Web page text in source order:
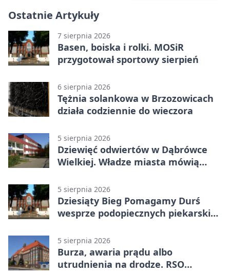
Ostatnie Artykuły
7 sierpnia 2026
Basen, boiska i rolki. MOSiR
przygotował sportowy sierpień
6 sierpnia 2026
Tężnia solankowa w Brzozowicach
działa codziennie do wieczora
5 sierpnia 2026
Dziewięć odwiertów w Dąbrówce
Wielkiej. Władze miasta mówią
5 sierpnia 2026
Dziesiąty Bieg Pomagamy Durś
wesprze podopiecznych piekarskich
5 sierpnia 2026
Burza, awaria prądu albo
utrudnienia na drodze. RSO